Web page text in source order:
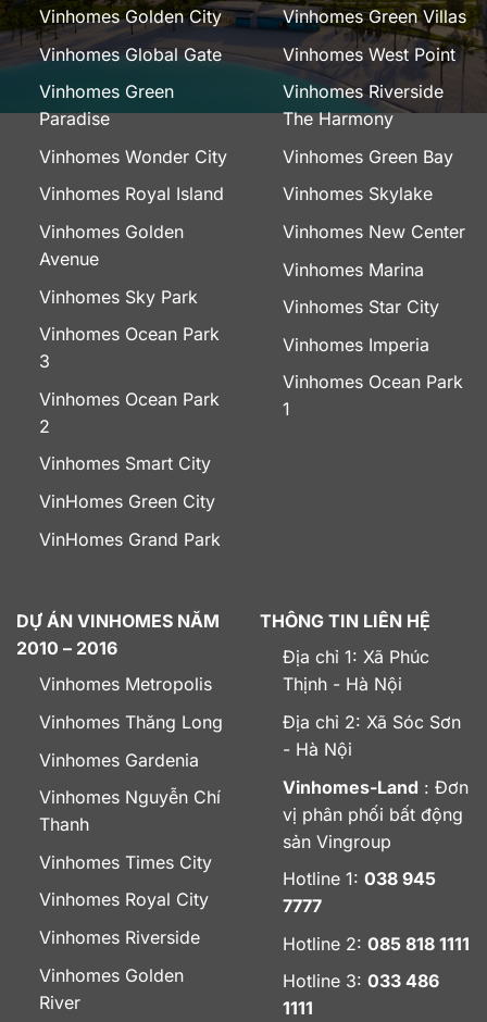
Vinhomes Golden City
Vinhomes Global Gate
Vinhomes Green
Paradise
Vinhomes Wonder City
Vinhomes Royal Island
Vinhomes Golden
Avenue
Vinhomes Sky Park
Vinhomes Ocean Park
3
Vinhomes Ocean Park
2
Vinhomes Smart City
VinHomes Green City
VinHomes Grand Park
Vinhomes Green Villas
Vinhomes West Point
Vinhomes Riverside
The Harmony
Vinhomes Green Bay
Vinhomes Skylake
Vinhomes New Center
Vinhomes Marina
Vinhomes Star City
Vinhomes Imperia
Vinhomes Ocean Park
1
DỰ ÁN VINHOMES NĂM
2010 – 2016
Vinhomes Metropolis
Vinhomes Thăng Long
Vinhomes Gardenia
Vinhomes Nguyễn Chí
Thanh
Vinhomes Times City
Vinhomes Royal City
Vinhomes Riverside
Vinhomes Golden
River
THÔNG TIN LIÊN HỆ
Địa chỉ 1: Xã Phúc
Thịnh - Hà Nội
Địa chỉ 2: Xã Sóc Sơn
- Hà Nội
Vinhomes-Land : Đơn
vị phân phối bất động
sản Vingroup
Hotline 1: 038 945
7777
Hotline 2: 085 818 1111
Hotline 3: 033 486
1111